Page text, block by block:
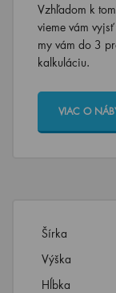
Vzhľadom k
vieme vám
my vám do 3
kalkuláciu.
VIAC O
Šírka
Výška
Hĺbka